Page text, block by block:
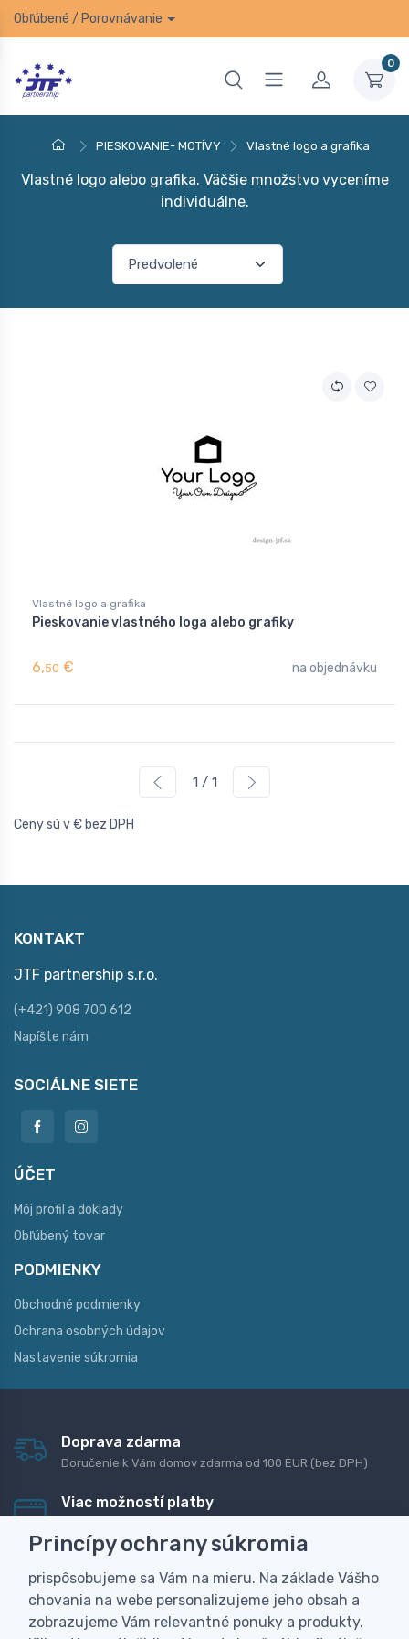
Obľúbené / Porovnávanie
0
PIESKOVANIE- MOTÍVY Vlastné logo a grafika
Vlastné logo alebo grafika. Väčšie množstvo vyceníme
individuálne.
Vlastné logo a grafika
Pieskovanie vlastného loga alebo grafiky
6,50 € na objednávku
1 / 1
Ceny sú v € bez DPH
KONTAKT
JTF partnership s.r.o.
(+421) 908 700 612
Napíšte nám
SOCIÁLNE SIETE
ÚČET
Môj profil a doklady
Obľúbený tovar
PODMIENKY
Obchodné podmienky
Ochrana osobných údajov
Nastavenie súkromia
Doprava zdarma
Doručenie k Vám domov zdarma od 100 EUR (bez DPH)
Viac možností platby
dobierku
Personalizácia
Vyrobíme Vám vlastný originálny darček
Princípy ochrany súkromia
prispôsobujeme sa Vám na mieru. Na základe Vášho
chovania na webe personalizujeme jeho obsah a
zobrazujeme Vám relevantné ponuky a produkty.